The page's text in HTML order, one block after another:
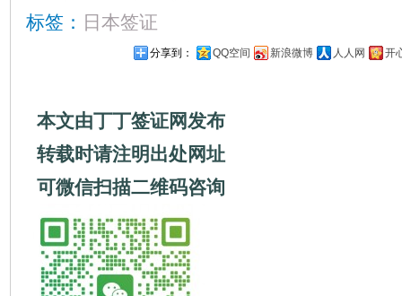
标签： 日本签证
分享到： QQ空间 新浪微博 人人网 开
本文由丁丁签证网发布
转载时请注明出处网址
可微信扫描二维码咨询